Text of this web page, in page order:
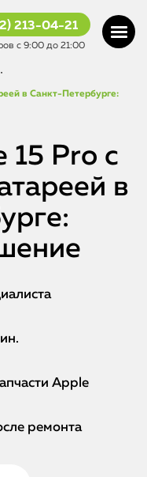
213-04-21
с 9:00 до 21:00
•
в Санкт-Петербурге:
15 Pro с
в
Apple
ремонта